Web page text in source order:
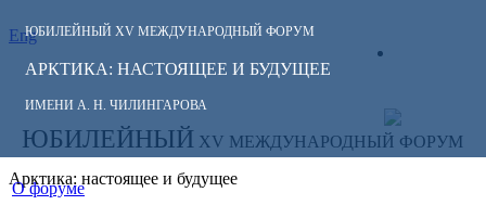
ЮБИЛЕЙНЫЙ XV МЕЖДУНАРОДНЫЙ ФОРУМ
АРКТИКА: НАСТОЯЩЕЕ И БУДУЩЕЕ
ИМЕНИ А. Н. ЧИЛИНГАРОВА
Eng
СЛЕДИТЕ ЗА
НОВОСТЯМИ
ФОРУМА:
ЮБИЛЕЙНЫЙ XV МЕЖДУНАРОДНЫЙ ФОРУМ
Арктика: настоящее и будущее
О форуме